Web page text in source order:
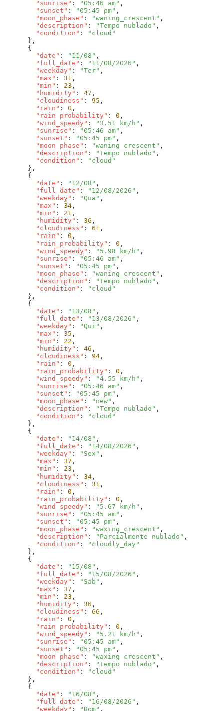
        "sunrise"
: "05:46 am"
        "sunset"
: "05:45 pm"
        "moon_phase"
: "waning_crescent"
        "description"
: "Tempo nublado"
        "condition"
:
        "date"
: "11/08"
        "full_date"
: "11/08/2026"
        "weekday"
: "Ter"
        "max"
: 31
        "min"
: 23
        "humidity"
: 47
        "cloudiness"
: 95
        "rain"
: 0
        "rain_probability"
: 0
        "wind_speedy"
: "3.51 km/h"
        "sunrise"
: "05:46 am"
        "sunset"
: "05:45 pm"
        "moon_phase"
: "waning_crescent"
        "description"
: "Tempo nublado"
        "condition"
:
        "date"
: "12/08"
        "full_date"
: "12/08/2026"
        "weekday"
: "Qua"
        "max"
: 34
        "min"
: 21
        "humidity"
: 36
        "cloudiness"
: 61
        "rain"
: 0
        "rain_probability"
: 0
        "wind_speedy"
: "5.98 km/h"
        "sunrise"
: "05:46 am"
        "sunset"
: "05:45 pm"
        "moon_phase"
: "waning_crescent"
        "description"
: "Tempo nublado"
        "condition"
:
        "date"
: "13/08"
        "full_date"
: "13/08/2026"
        "weekday"
: "Qui"
        "max"
: 35
        "min"
: 22
        "humidity"
: 46
        "cloudiness"
: 94
        "rain"
: 0
        "rain_probability"
: 0
        "wind_speedy"
: "4.55 km/h"
        "sunrise"
: "05:46 am"
        "sunset"
: "05:45 pm"
        "moon_phase"
: "new"
        "description"
: "Tempo nublado"
        "condition"
:
        "date"
: "14/08"
        "full_date"
: "14/08/2026"
        "weekday"
: "Sex"
        "max"
: 37
        "min"
: 23
        "humidity"
: 34
        "cloudiness"
: 31
        "rain"
: 0
        "rain_probability"
: 0
        "wind_speedy"
: "5.67 km/h"
        "sunrise"
: "05:45 am"
        "sunset"
: "05:45 pm"
        "moon_phase"
: "waxing_crescent"
        "description"
: "Parcialmente nublado"
        "condition"
:
        "date"
: "15/08"
        "full_date"
: "15/08/2026"
        "weekday"
: "Sáb"
        "max"
: 37
        "min"
: 23
        "humidity"
: 36
        "cloudiness"
: 66
        "rain"
: 0
        "rain_probability"
: 0
        "wind_speedy"
: "5.21 km/h"
        "sunrise"
: "05:45 am"
        "sunset"
: "05:45 pm"
        "moon_phase"
: "waxing_crescent"
        "description"
: "Tempo nublado"
        "condition"
:
        "date"
: "16/08"
        "full_date"
: "16/08/2026"
        "weekday"
: "Dom"